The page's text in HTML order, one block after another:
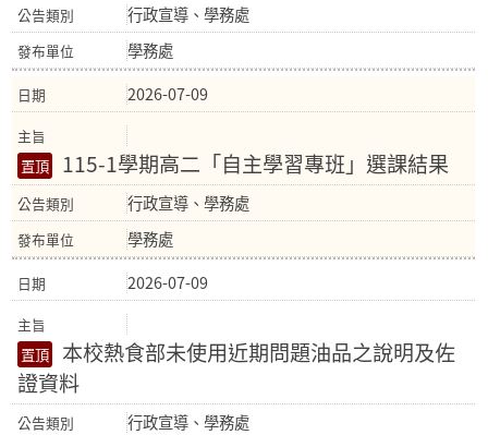
行政宣導、學務處
學務處
2026-07-09
115-1學期高二「自主學習專班」選課結果
行政宣導、學務處
學務處
2026-07-09
本校熱食部未使用近期問題油品之說明及佐
證資料
行政宣導、學務處